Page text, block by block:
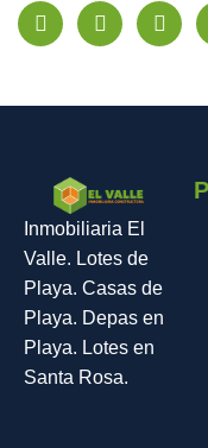
Inmobiliaria El
Valle. Lotes de
Playa. Casas de
Playa. Depas en
Playa. Lotes en
Santa Rosa.